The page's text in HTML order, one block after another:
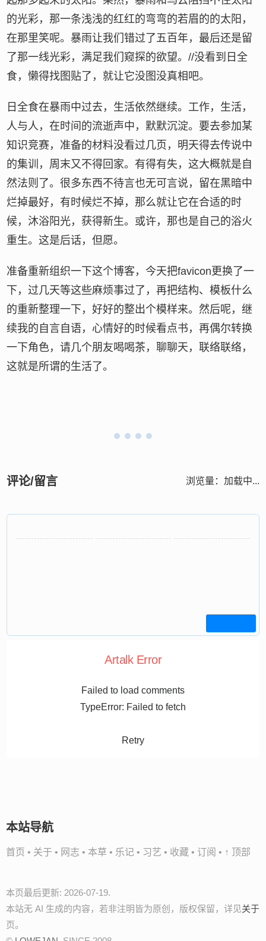
的光彩，那一条浅浅的红红的弯弯的若眉的的太阳，
在那里笑呢。暴雨让我们错过了五百年，最后还是留
了那一线光彩，满足我们窥探的欲望。//没看到日全
食，懒得找图贴了，就让它没图没真相吧。
日全食在暴雨中过去，生活依然继续。工作，生活，
人与人，在时间的流逝声中，默默沉淀。要去参加某
知识竞赛，准备的材料没看过几页，明天得去传说中
的集训，周末又不得回家。有得有失，这大概就是自
然法则了。很多东西不待言也无可言说，留在黑暗中
烂掉最好，有时候烂不掉，那么就让它在合适的时
候，沐浴阳光，获得新生。或许，那也是自己的浴火
重生。这是后话，但愿。
准备重新组织一下这个博客，今天把favicon更换了一
下，过几天等这些麻烦事过了，再把结构、模板什么
的重新整理一下，好好的整出个模样来。然后呢，继
续我的自言自语，心情好的时候看点书，再偶尔转换
一下角色，请几个朋友喝喝茶，聊聊天，联络联络，
这就是所谓的生活了。
评论/留言 浏览量： 加载中...
Artalk Error
Failed to load comments
TypeError: Failed to fetch
Retry
本站导航
首页 • 关于 • 网志 • 本草 • 乐记 • 习艺 • 收藏 • 订阅 • ↑ 顶部
本页最后更新: 2026-07-19.
本站无 AI 生成的内容，若非注明皆为原创，版权保留，详见关于
页。